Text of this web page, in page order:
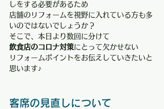
しをする必要があるため
店舗のリフォームを視野に入れている方も多
いのではないでしょうか？
そこで、本日より数回に分けて
飲食店のコロナ対策にとって欠かせない
リフォームポイントをお伝えしていきたいと
思います♪
客席の見直しについて